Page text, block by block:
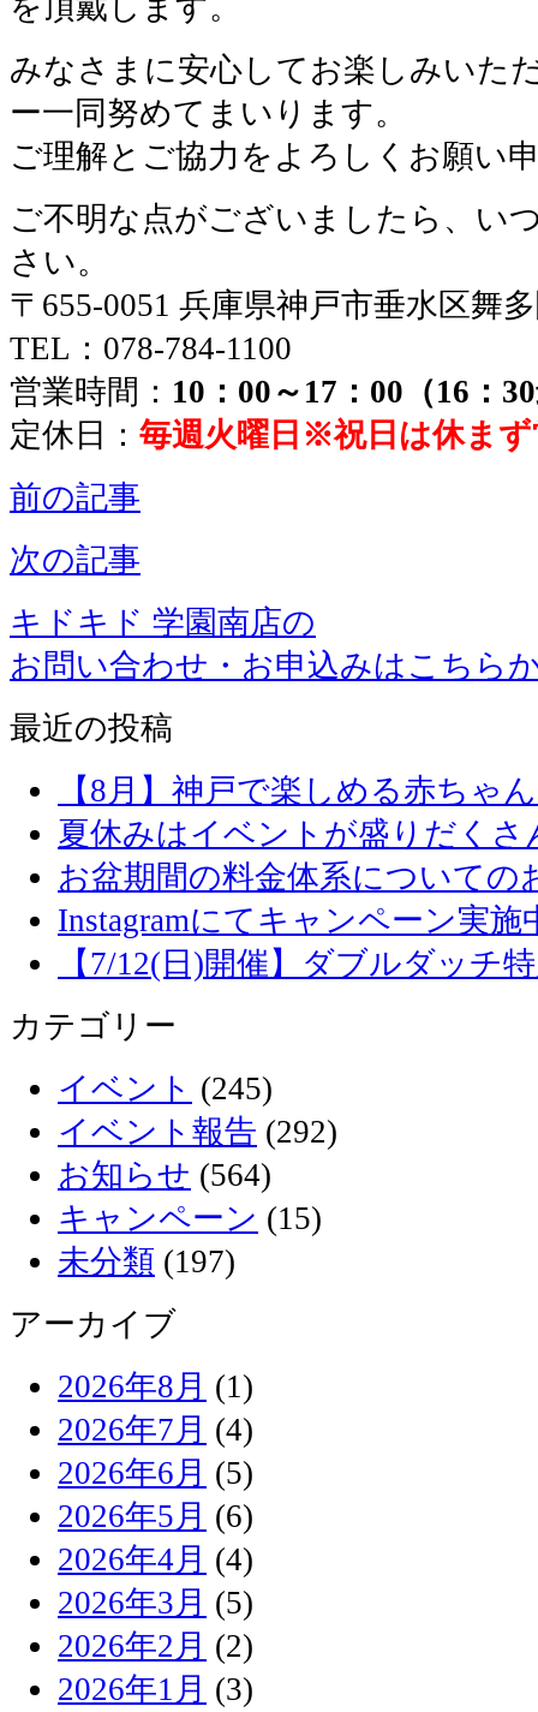
みなさまに安心してお楽しみいた
ー一同努めてまいります。
ご理解とご協力をよろしくお願い
ご不明な点がございましたら、い
さい。
〒655-0051 兵庫県神戸市垂水区舞
TEL：078-784-1100
営業時間： 10：00～17：00（16：
定休日： 毎週火曜日※祝日は休ま
前の記事
次の記事
キドキド 学園南店の
お問い合わせ・お申込みはこちら
最近の投稿
【8月】神戸で楽しめる赤ちゃ
夏休みはイベントが盛りだくさ
お盆期間の料金体系についての
Instagramにてキャンペーン実施
【7/12(日)開催】ダブルダッチ
カテゴリー
イベント (245)
イベント報告 (292)
お知らせ (564)
キャンペーン (15)
未分類 (197)
アーカイブ
2026年8月 (1)
2026年7月 (4)
2026年6月 (5)
2026年5月 (6)
2026年4月 (4)
2026年3月 (5)
2026年2月 (2)
2026年1月 (3)